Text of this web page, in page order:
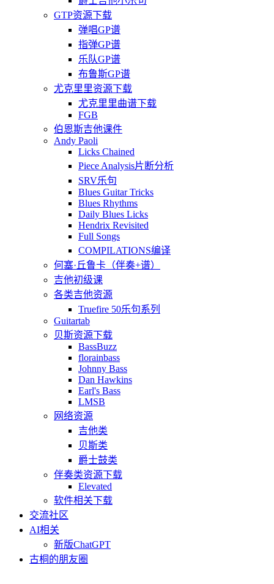
GTP资源下载
弹唱GP谱
指弹GP谱
乐队GP谱
布鲁斯GP谱
尤克里里资源下载
尤克里里曲谱下载
FGB
伯恩斯吉他课件
Andy Paoli
Licks Chained
Piece Analysis片断分析
SRV乐句
Blues Guitar Tricks
Blues Rhythms
Daily Blues Licks
Hendrix Revisited
Full Songs
COMPILATIONS编译
何塞·丘鲁卡（伴奏+谱）
吉他初级课
各类吉他资源
Truefire 50乐句系列
Guitartab
贝斯资源下载
BassBuzz
florainbass
Johnny Bass
Dan Hawkins
Earl's Bass
LMSB
网络资源
吉他类
贝斯类
爵士鼓类
伴奏类资源下载
Elevated
软件相关下载
交流社区
AI相关
新版ChatGPT
古桐的朋友圈